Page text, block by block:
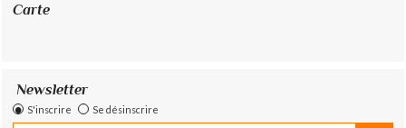
Carte
Newsletter
S'inscrire Se désinscrire